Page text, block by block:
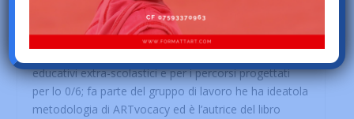
Alice Patricciolireferente per i laboratori e
formazione arti visive, fotografia e di educazione
educativi extra-scolastici e per i percorsi progettati
per lo 0/6; fa parte del gruppo di lavoro he ha ideatola
metodologia di ARTvocacy ed è l’autrice del libro